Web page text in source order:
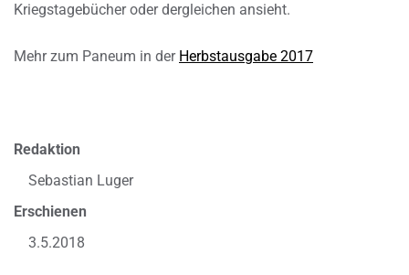
Kriegstagebücher oder dergleichen ansieht.
Mehr zum Paneum in der Herbstausgabe 2017
Redaktion
Sebastian Luger
Erschienen
3.5.2018